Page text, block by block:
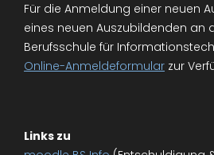
Für die Anmeldung einer neuen
eines neuen Auszubildenden an
Berufsschule für
Online-Anmeldeformular zur
Links zu